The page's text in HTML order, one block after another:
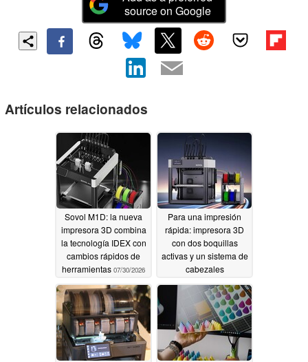
source on Google
Artículos relacionados
Sovol M1D: la nueva
impresora 3D combina
la tecnología IDEX con
cambios rápidos de
herramientas 07/30/2026
Para una impresión
rápida: impresora 3D
con dos boquillas
activas y un sistema de
cabezales
intercambiables
06/08/2026